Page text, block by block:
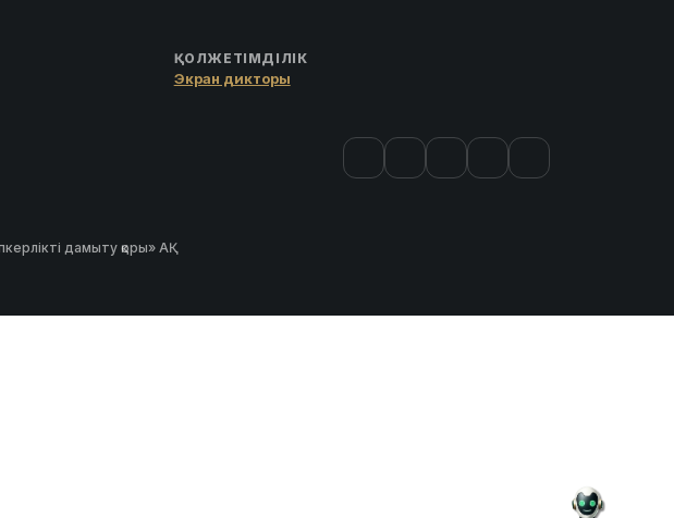
ҚОЛЖЕТІМДІЛІК
Экран дикторы
дамыту қоры» АҚ